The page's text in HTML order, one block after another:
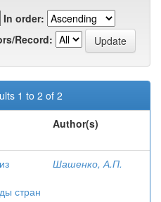
In order:
Record:
1 to 2 of 2
Author(s)
стран
Шашенко, А.П.